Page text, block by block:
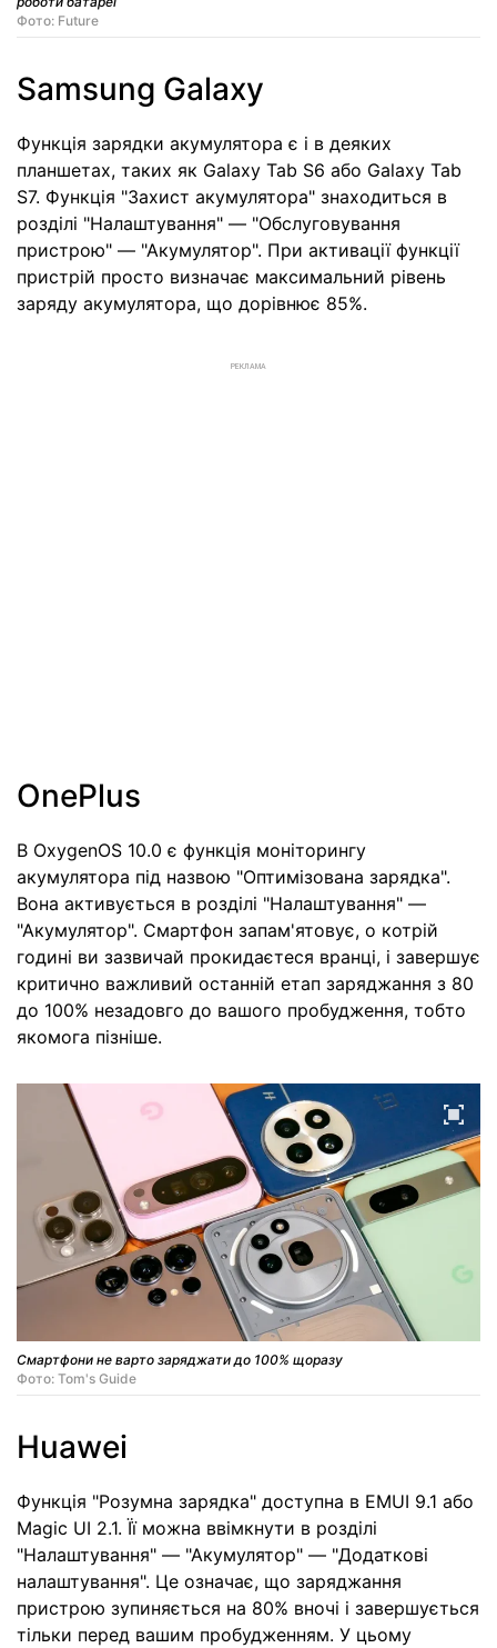
Фото: Future
Samsung Galaxy
Функція зарядки акумулятора є і в деяких
планшетах, таких як Galaxy Tab S6 або Galaxy Tab
S7. Функція "Захист акумулятора" знаходиться в
розділі "Налаштування" — "Обслуговування
пристрою" — "Акумулятор". При активації функції
пристрій просто визначає максимальний рівень
заряду акумулятора, що дорівнює 85%.
РЕКЛАМА
OnePlus
В OxygenOS 10.0 є функція моніторингу
акумулятора під назвою "Оптимізована зарядка".
Вона активується в розділі "Налаштування" —
"Акумулятор". Смартфон запам'ятовує, о котрій
годині ви зазвичай прокидаєтеся вранці, і завершує
критично важливий останній етап заряджання з 80
до 100% незадовго до вашого пробудження, тобто
якомога пізніше.
Смартфони не варто заряджати до 100% щоразу
Фото: Tom's Guide
Huawei
Функція "Розумна зарядка" доступна в EMUI 9.1 або
Magic UI 2.1. Її можна ввімкнути в розділі
"Налаштування" — "Акумулятор" — "Додаткові
налаштування". Це означає, що заряджання
пристрою зупиняється на 80% вночі і завершується
тільки перед вашим пробудженням. У цьому